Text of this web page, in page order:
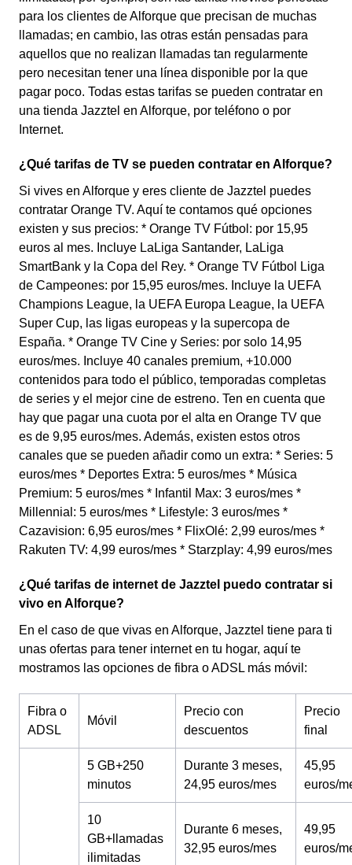
para los clientes de Alforque que precisan de muchas
llamadas; en cambio, las otras están pensadas para
aquellos que no realizan llamadas tan regularmente
pero necesitan tener una línea disponible por la que
pagar poco. Todas estas tarifas se pueden contratar en
una tienda Jazztel en Alforque, por teléfono o por
Internet.
¿Qué tarifas de TV se pueden contratar en Alforque?
Si vives en Alforque y eres cliente de Jazztel puedes
contratar Orange TV. Aquí te contamos qué opciones
existen y sus precios: * Orange TV Fútbol: por 15,95
euros al mes. Incluye LaLiga Santander, LaLiga
SmartBank y la Copa del Rey. * Orange TV Fútbol Liga
de Campeones: por 15,95 euros/mes. Incluye la UEFA
Champions League, la UEFA Europa League, la UEFA
Super Cup, las ligas europeas y la supercopa de
España. * Orange TV Cine y Series: por solo 14,95
euros/mes. Incluye 40 canales premium, +10.000
contenidos para todo el público, temporadas completas
de series y el mejor cine de estreno. Ten en cuenta que
hay que pagar una cuota por el alta en Orange TV que
es de 9,95 euros/mes. Además, existen estos otros
canales que se pueden añadir como un extra: * Series: 5
euros/mes * Deportes Extra: 5 euros/mes * Música
Premium: 5 euros/mes * Infantil Max: 3 euros/mes *
Millennial: 5 euros/mes * Lifestyle: 3 euros/mes *
Cazavision: 6,95 euros/mes * FlixOlé: 2,99 euros/mes *
Rakuten TV: 4,99 euros/mes * Starzplay: 4,99 euros/mes
¿Qué tarifas de internet de Jazztel puedo contratar si
vivo en Alforque?
En el caso de que vivas en Alforque, Jazztel tiene para ti
unas ofertas para tener internet en tu hogar, aquí te
mostramos las opciones de fibra o ADSL más móvil:
Fibra o
ADSL
Móvil
Precio con
descuentos
Precio
final
5 GB+250
minutos
Durante 3 meses,
24,95 euros/mes
45,95
euros/
10
GB+llamadas
ilimitadas
Durante 6 meses,
32,95 euros/mes
49,95
euros/